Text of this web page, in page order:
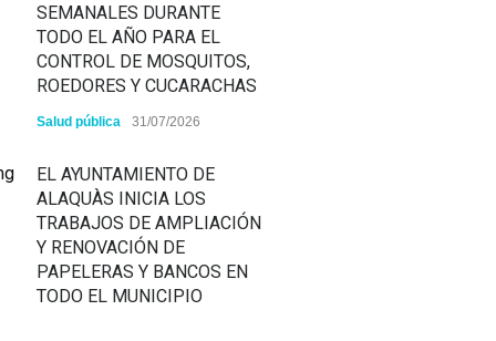
SEMANALES DURANTE
TODO EL AÑO PARA EL
CONTROL DE MOSQUITOS,
ROEDORES Y CUCARACHAS
Salud pública 31/07/2026
EL AYUNTAMIENTO DE
ALAQUÀS INICIA LOS
TRABAJOS DE AMPLIACIÓN
Y RENOVACIÓN DE
PAPELERAS Y BANCOS EN
TODO EL MUNICIPIO